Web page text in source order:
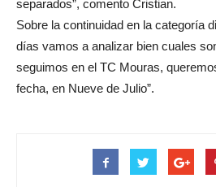
separados”, comento Cristian.
Sobre la continuidad en la categoría
días vamos a analizar bien cuales
seguimos en el TC Mouras,
fecha, en Nueve de Julio”.